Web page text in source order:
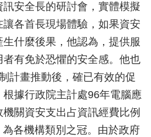
安全長的研討會，實體模擬
各首長現場體驗，如果資安
什麼後果，他認為，提供服
有免於恐懼的安全感。他也
計畫推動後，確已有效的促
據行政院主計處96年電腦應
關資安支出占資訊經費比例
各機構類別之冠。由於政府